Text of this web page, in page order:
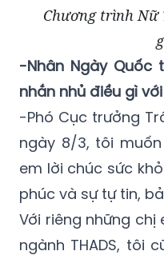
Chương trình Nữ
-Nhân Ngày Quốc
nhắn nhủ điều gì
-Phó Cục trưởng
ngày 8/3, tôi
em lời chúc sức
phúc và sự tự tin,
Với riêng những
ngành THADS, tôi